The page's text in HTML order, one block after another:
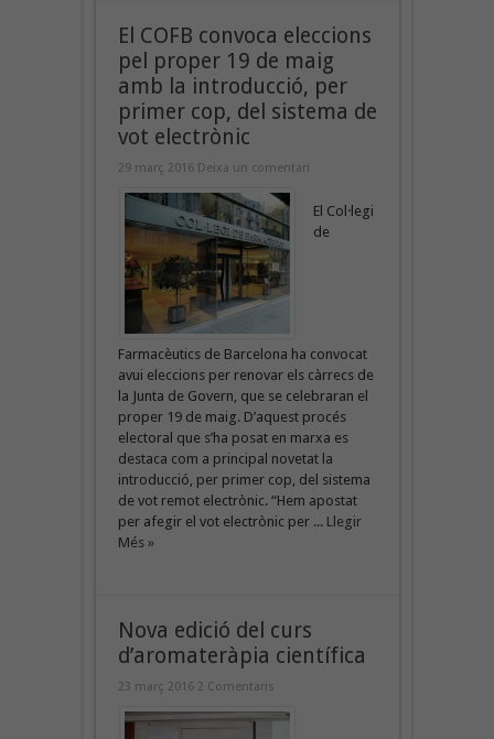
El COFB convoca eleccions
pel proper 19 de maig
amb la introducció, per
primer cop, del sistema de
vot electrònic
29 març 2016 Deixa un comentari
El Col·legi
de
Farmacèutics de Barcelona ha convocat
avui eleccions per renovar els càrrecs de
la Junta de Govern, que se celebraran el
proper 19 de maig. D’aquest procés
electoral que s’ha posat en marxa es
destaca com a principal novetat la
introducció, per primer cop, del sistema
de vot remot electrònic. “Hem apostat
per afegir el vot electrònic per ... Llegir
Més »
Nova edició del curs
d’aromateràpia científica
23 març 2016 2 Comentaris